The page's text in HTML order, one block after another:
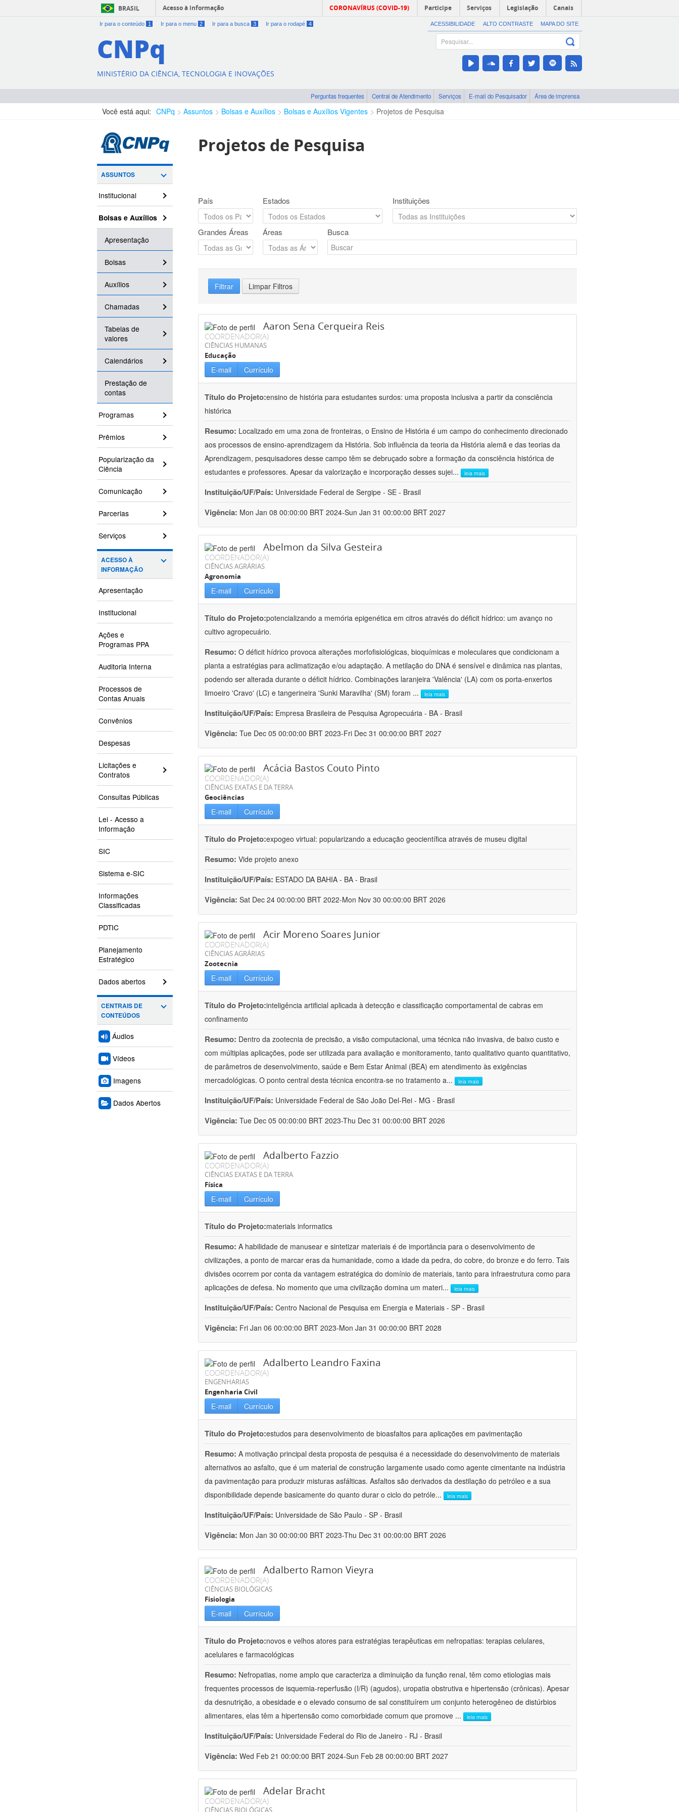
BRASIL Acesso à informação CORONAVÍRUS (COVID-19) Participe Serviços Legislação Canais
Ir para o conteúdo 1 Ir para o menu 2 Ir para a busca 3 Ir para o rodapé 4 ACESSIBILIDADE ALTO CONTRASTE MAPA DO SITE
CNPq
MINISTÉRIO DA CIÊNCIA, TECNOLOGIA E INOVAÇÕES
Perguntas frequentes Central de Atendimento Serviços E-mail do Pesquisador Área de imprensa
Você está aqui: CNPq Assuntos Bolsas e Auxílios Bolsas e Auxílios Vigentes Projetos de Pesquisa
ASSUNTOS
Institucional
Bolsas e Auxílios
Apresentação
Bolsas
Auxílios
Chamadas
Tabelas de
valores
Calendários
Prestação de
contas
Programas
Prêmios
Popularização da
Ciência
Comunicação
Parcerias
Serviços
ACESSO À
INFORMAÇÃO
Apresentação
Institucional
Ações e
Programas PPA
Auditoria Interna
Processos de
Contas Anuais
Convênios
Despesas
Licitações e
Contratos
Consultas Públicas
Lei - Acesso a
Informação
SIC
Sistema e-SIC
Informações
Classificadas
PDTIC
Planejamento
Estratégico
Dados abertos
CENTRAIS DE
CONTEÚDOS
Áudios
Vídeos
Imagens
Dados Abertos
Projetos de Pesquisa
País Estados Instituições
Grandes Áreas Áreas Busca
Filtrar Limpar Filtros
Aaron Sena Cerqueira Reis
COORDENADOR(A)
CIÊNCIAS HUMANAS
Educação
E-mail Currículo
Título do Projeto:ensino de história para estudantes surdos: uma proposta inclusiva a partir da consciência
histórica
Resumo: Localizado em uma zona de fronteiras, o Ensino de História é um campo do conhecimento direcionado
aos processos de ensino-aprendizagem da História. Sob influência da teoria da História alemã e das teorias da
Aprendizagem, pesquisadores desse campo têm se debruçado sobre a formação da consciência histórica de
estudantes e professores. Apesar da valorização e incorporação desses sujei... leia mais
Instituição/UF/País: Universidade Federal de Sergipe - SE - Brasil
Vigência: Mon Jan 08 00:00:00 BRT 2024-Sun Jan 31 00:00:00 BRT 2027
Abelmon da Silva Gesteira
COORDENADOR(A)
CIÊNCIAS AGRÁRIAS
Agronomia
E-mail Currículo
Título do Projeto:potencializando a memória epigenética em citros através do déficit hídrico: um avanço no
cultivo agropecuário.
Resumo: O déficit hídrico provoca alterações morfofisiológicas, bioquímicas e moleculares que condicionam a
planta a estratégias para aclimatização e/ou adaptação. A metilação do DNA é sensível e dinâmica nas plantas,
podendo ser alterada durante o déficit hídrico. Combinações laranjeira 'Valência' (LA) com os porta-enxertos
limoeiro 'Cravo' (LC) e tangerineira 'Sunki Maravilha' (SM) foram ... leia mais
Instituição/UF/País: Empresa Brasileira de Pesquisa Agropecuária - BA - Brasil
Vigência: Tue Dec 05 00:00:00 BRT 2023-Fri Dec 31 00:00:00 BRT 2027
Acácia Bastos Couto Pinto
COORDENADOR(A)
CIÊNCIAS EXATAS E DA TERRA
Geociências
E-mail Currículo
Título do Projeto:expogeo virtual: popularizando a educação geocientífica através de museu digital
Resumo: Vide projeto anexo
Instituição/UF/País: ESTADO DA BAHIA - BA - Brasil
Vigência: Sat Dec 24 00:00:00 BRT 2022-Mon Nov 30 00:00:00 BRT 2026
Acir Moreno Soares Junior
COORDENADOR(A)
CIÊNCIAS AGRÁRIAS
Zootecnia
E-mail Currículo
Título do Projeto:inteligência artificial aplicada à detecção e classificação comportamental de cabras em
confinamento
Resumo: Dentro da zootecnia de precisão, a visão computacional, uma técnica não invasiva, de baixo custo e
com múltiplas aplicações, pode ser utilizada para avaliação e monitoramento, tanto qualitativo quanto quantitativo,
de parâmetros de desenvolvimento, saúde e Bem Estar Animal (BEA) em atendimento às exigências
mercadológicas. O ponto central desta técnica encontra-se no tratamento a... leia mais
Instituição/UF/País: Universidade Federal de São João Del-Rei - MG - Brasil
Vigência: Tue Dec 05 00:00:00 BRT 2023-Thu Dec 31 00:00:00 BRT 2026
Adalberto Fazzio
COORDENADOR(A)
CIÊNCIAS EXATAS E DA TERRA
Física
E-mail Currículo
Título do Projeto:materials informatics
Resumo: A habilidade de manusear e sintetizar materiais é de importância para o desenvolvimento de
civilizações, a ponto de marcar eras da humanidade, como a idade da pedra, do cobre, do bronze e do ferro. Tais
divisões ocorrem por conta da vantagem estratégica do domínio de materiais, tanto para infraestrutura como para
aplicações de defesa. No momento que uma civilização domina um materi... leia mais
Instituição/UF/País: Centro Nacional de Pesquisa em Energia e Materiais - SP - Brasil
Vigência: Fri Jan 06 00:00:00 BRT 2023-Mon Jan 31 00:00:00 BRT 2028
Adalberto Leandro Faxina
COORDENADOR(A)
ENGENHARIAS
Engenharia Civil
E-mail Currículo
Título do Projeto:estudos para desenvolvimento de bioasfaltos para aplicações em pavimentação
Resumo: A motivação principal desta proposta de pesquisa é a necessidade do desenvolvimento de materiais
alternativos ao asfalto, que é um material de construção largamente usado como agente cimentante na indústria
da pavimentação para produzir misturas asfálticas. Asfaltos são derivados da destilação do petróleo e a sua
disponibilidade depende basicamente do quanto durar o ciclo do petróle... leia mais
Instituição/UF/País: Universidade de São Paulo - SP - Brasil
Vigência: Mon Jan 30 00:00:00 BRT 2023-Thu Dec 31 00:00:00 BRT 2026
Adalberto Ramon Vieyra
COORDENADOR(A)
CIÊNCIAS BIOLÓGICAS
Fisiologia
E-mail Currículo
Título do Projeto:novos e velhos atores para estratégias terapêuticas em nefropatias: terapias celulares,
acelulares e farmacológicas
Resumo: Nefropatias, nome amplo que caracteriza a diminuição da função renal, têm como etiologias mais
frequentes processos de isquemia-reperfusão (I/R) (agudos), uropatia obstrutiva e hipertensão (crônicas). Apesar
da desnutrição, a obesidade e o elevado consumo de sal constituírem um conjunto heterogêneo de distúrbios
alimentares, elas têm a hipertensão como comorbidade comum que promove ... leia mais
Instituição/UF/País: Universidade Federal do Rio de Janeiro - RJ - Brasil
Vigência: Wed Feb 21 00:00:00 BRT 2024-Sun Feb 28 00:00:00 BRT 2027
Adelar Bracht
COORDENADOR(A)
CIÊNCIAS BIOLÓGICAS